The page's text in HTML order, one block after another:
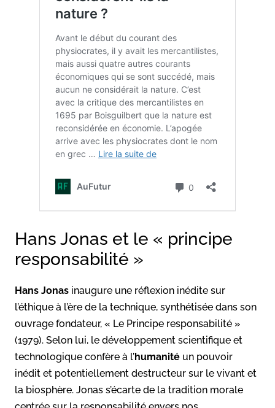
Hans Jonas et le « principe
responsabilité »
Hans Jonas inaugure une réflexion inédite sur
l’éthique à l’ère de la technique, synthétisée dans son
ouvrage fondateur, « Le Principe responsabilité »
(1979). Selon lui, le développement scientifique et
technologique confère à l’humanité un pouvoir
inédit et potentiellement destructeur sur le vivant et
la biosphère. Jonas s’écarte de la tradition morale